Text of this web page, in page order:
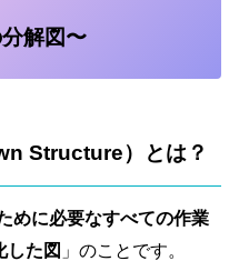
解図〜
Structure）とは？
めに必要なすべての作業
した図 」のことです。